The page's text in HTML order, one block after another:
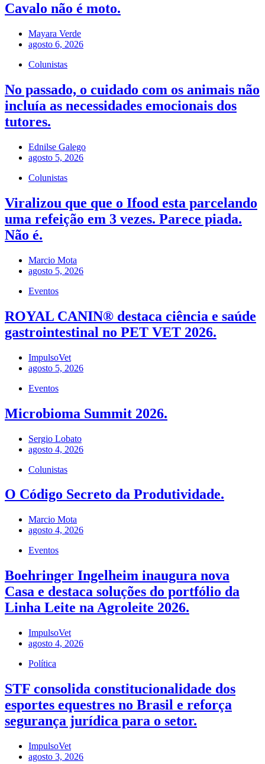
Cavalo não é moto.
Mayara Verde
agosto 6, 2026
Colunistas
No passado, o cuidado com os animais não
incluía as necessidades emocionais dos
tutores.
Ednilse Galego
agosto 5, 2026
Colunistas
Viralizou que que o Ifood esta parcelando
uma refeição em 3 vezes. Parece piada.
Não é.
Marcio Mota
agosto 5, 2026
Eventos
ROYAL CANIN® destaca ciência e saúde
gastrointestinal no PET VET 2026.
ImpulsoVet
agosto 5, 2026
Eventos
Microbioma Summit 2026.
Sergio Lobato
agosto 4, 2026
Colunistas
O Código Secreto da Produtividade.
Marcio Mota
agosto 4, 2026
Eventos
Boehringer Ingelheim inaugura nova
Casa e destaca soluções do portfólio da
Linha Leite na Agroleite 2026.
ImpulsoVet
agosto 4, 2026
Política
STF consolida constitucionalidade dos
esportes equestres no Brasil e reforça
segurança jurídica para o setor.
ImpulsoVet
agosto 3, 2026